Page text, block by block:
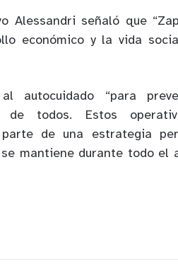
Alessandri señaló que
económico y la vida
autocuidado “para
de todos. Estos
de una estrategia
mantiene durante todo el